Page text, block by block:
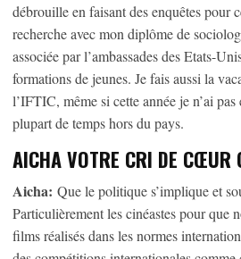
débrouille en faisant des enquêtes pour
recherche avec mon diplôme de
associée par l’ambassades des Etats-
formations de jeunes. Je fais aussi la
l’IFTIC, même si cette année je n’ai
plupart de temps hors du pays.
AICHA VOTRE CRI DE CŒUR
Aicha: Que le politique s’implique et
Particulièrement les cinéastes pour que
films réalisés dans les normes